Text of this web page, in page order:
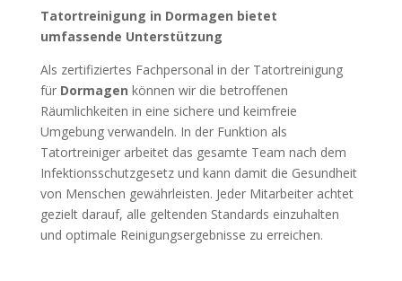
Tatortreinigung in Dormagen bietet
umfassende Unterstützung
Als zertifiziertes Fachpersonal in der Tatortreinigung
für Dormagen können wir die betroffenen
Räumlichkeiten in eine sichere und keimfreie
Umgebung verwandeln. In der Funktion als
Tatortreiniger arbeitet das gesamte Team nach dem
Infektionsschutzgesetz und kann damit die Gesundheit
von Menschen gewährleisten. Jeder Mitarbeiter achtet
gezielt darauf, alle geltenden Standards einzuhalten
und optimale Reinigungsergebnisse zu erreichen.